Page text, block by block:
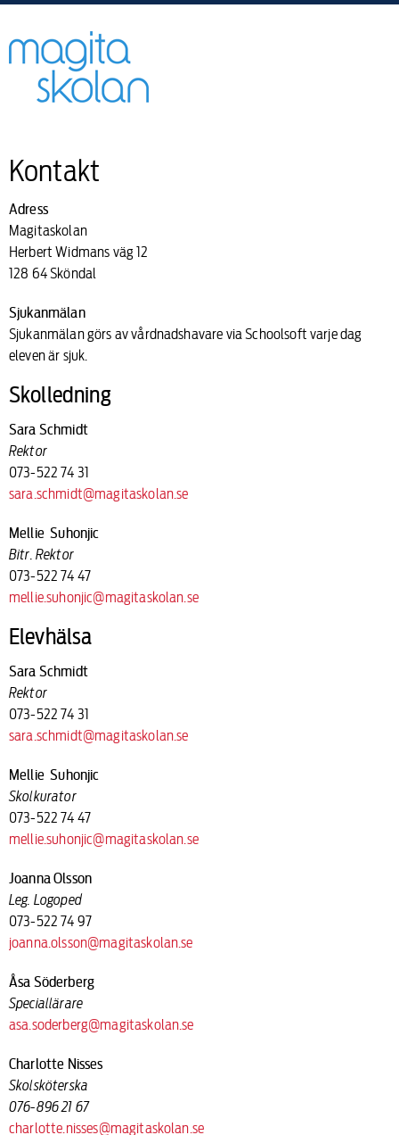
Kontakt
Adress
Magitaskolan
Herbert Widmans väg 12
128 64 Sköndal
Sjukanmälan
Sjukanmälan görs av vårdnadshavare via Schoolsoft varje dag
eleven är sjuk.
Skolledning
Sara Schmidt
Rektor
073-522 74 31
sara.schmidt@magitaskolan.se
Mellie Suhonjic
Bitr. Rektor
073-522 74 47
mellie.suhonjic@magitaskolan.se
Elevhälsa
Sara Schmidt
Rektor
073-522 74 31
sara.schmidt@magitaskolan.se
Mellie Suhonjic
Skolkurator
073-522 74 47
mellie.suhonjic@magitaskolan.se
Joanna Olsson
Leg. Logoped
073-522 74 97
joanna.olsson@magitaskolan.se
Åsa Söderberg
Speciallärare
asa.soderberg@magitaskolan.se
Charlotte Nisses
Skolsköterska
076-896 21 67
charlotte.nisses@magitaskolan.se